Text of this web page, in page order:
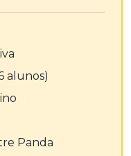
alunos)
Panda